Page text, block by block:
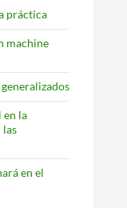
práctica
machine
en la
las
en el